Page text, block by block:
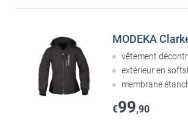
MODEKA
vêtement
extérieur en
membrane
€99,90